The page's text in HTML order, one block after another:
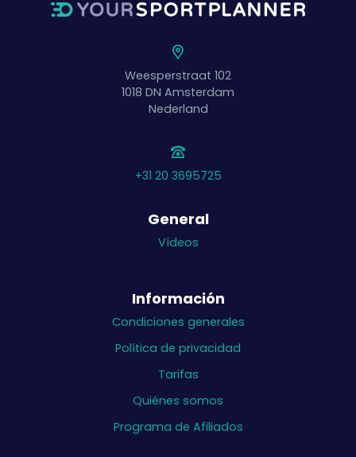
Weesperstraat 102
1018 DN Amsterdam
Nederland
+31 20 3695725
General
Vídeos
Información
Condiciones generales
Política de privacidad
Tarifas
Quiénes somos
Programa de Afiliados